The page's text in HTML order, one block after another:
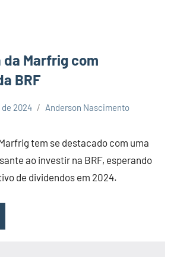
Marfrig com
BRF
de 2024 Anderson Nascimento
tem se destacado com uma
ao investir na BRF, esperando
de dividendos em 2024.